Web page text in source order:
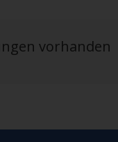
vorhanden